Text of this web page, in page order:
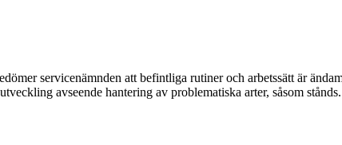
servicenämnden att befintliga rutiner och arbetssätt är
avseende hantering av problematiska arter, såsom stånds.